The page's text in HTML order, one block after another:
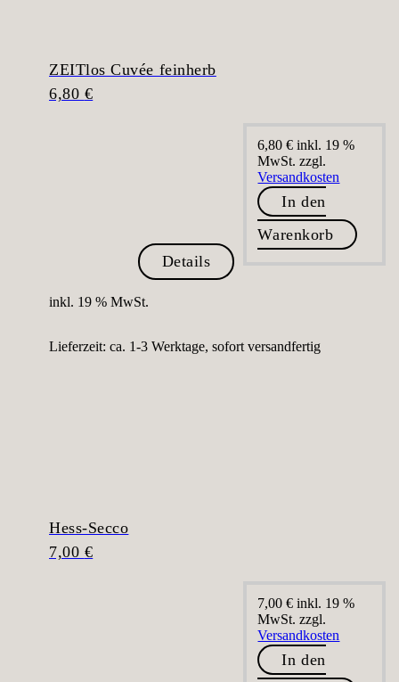
ZEITlos Cuvée feinherb
6,80 €
Details
6,80€ inkl. 19 %
MwSt. zzgl.
Versandkosten
In den
Warenkorb
inkl. 19 % MwSt.
Lieferzeit: ca. 1-3 Werktage, sofort versandfertig
Hess-Secco
7,00 €
7,00€ inkl. 19 %
MwSt. zzgl.
Versandkosten
In den